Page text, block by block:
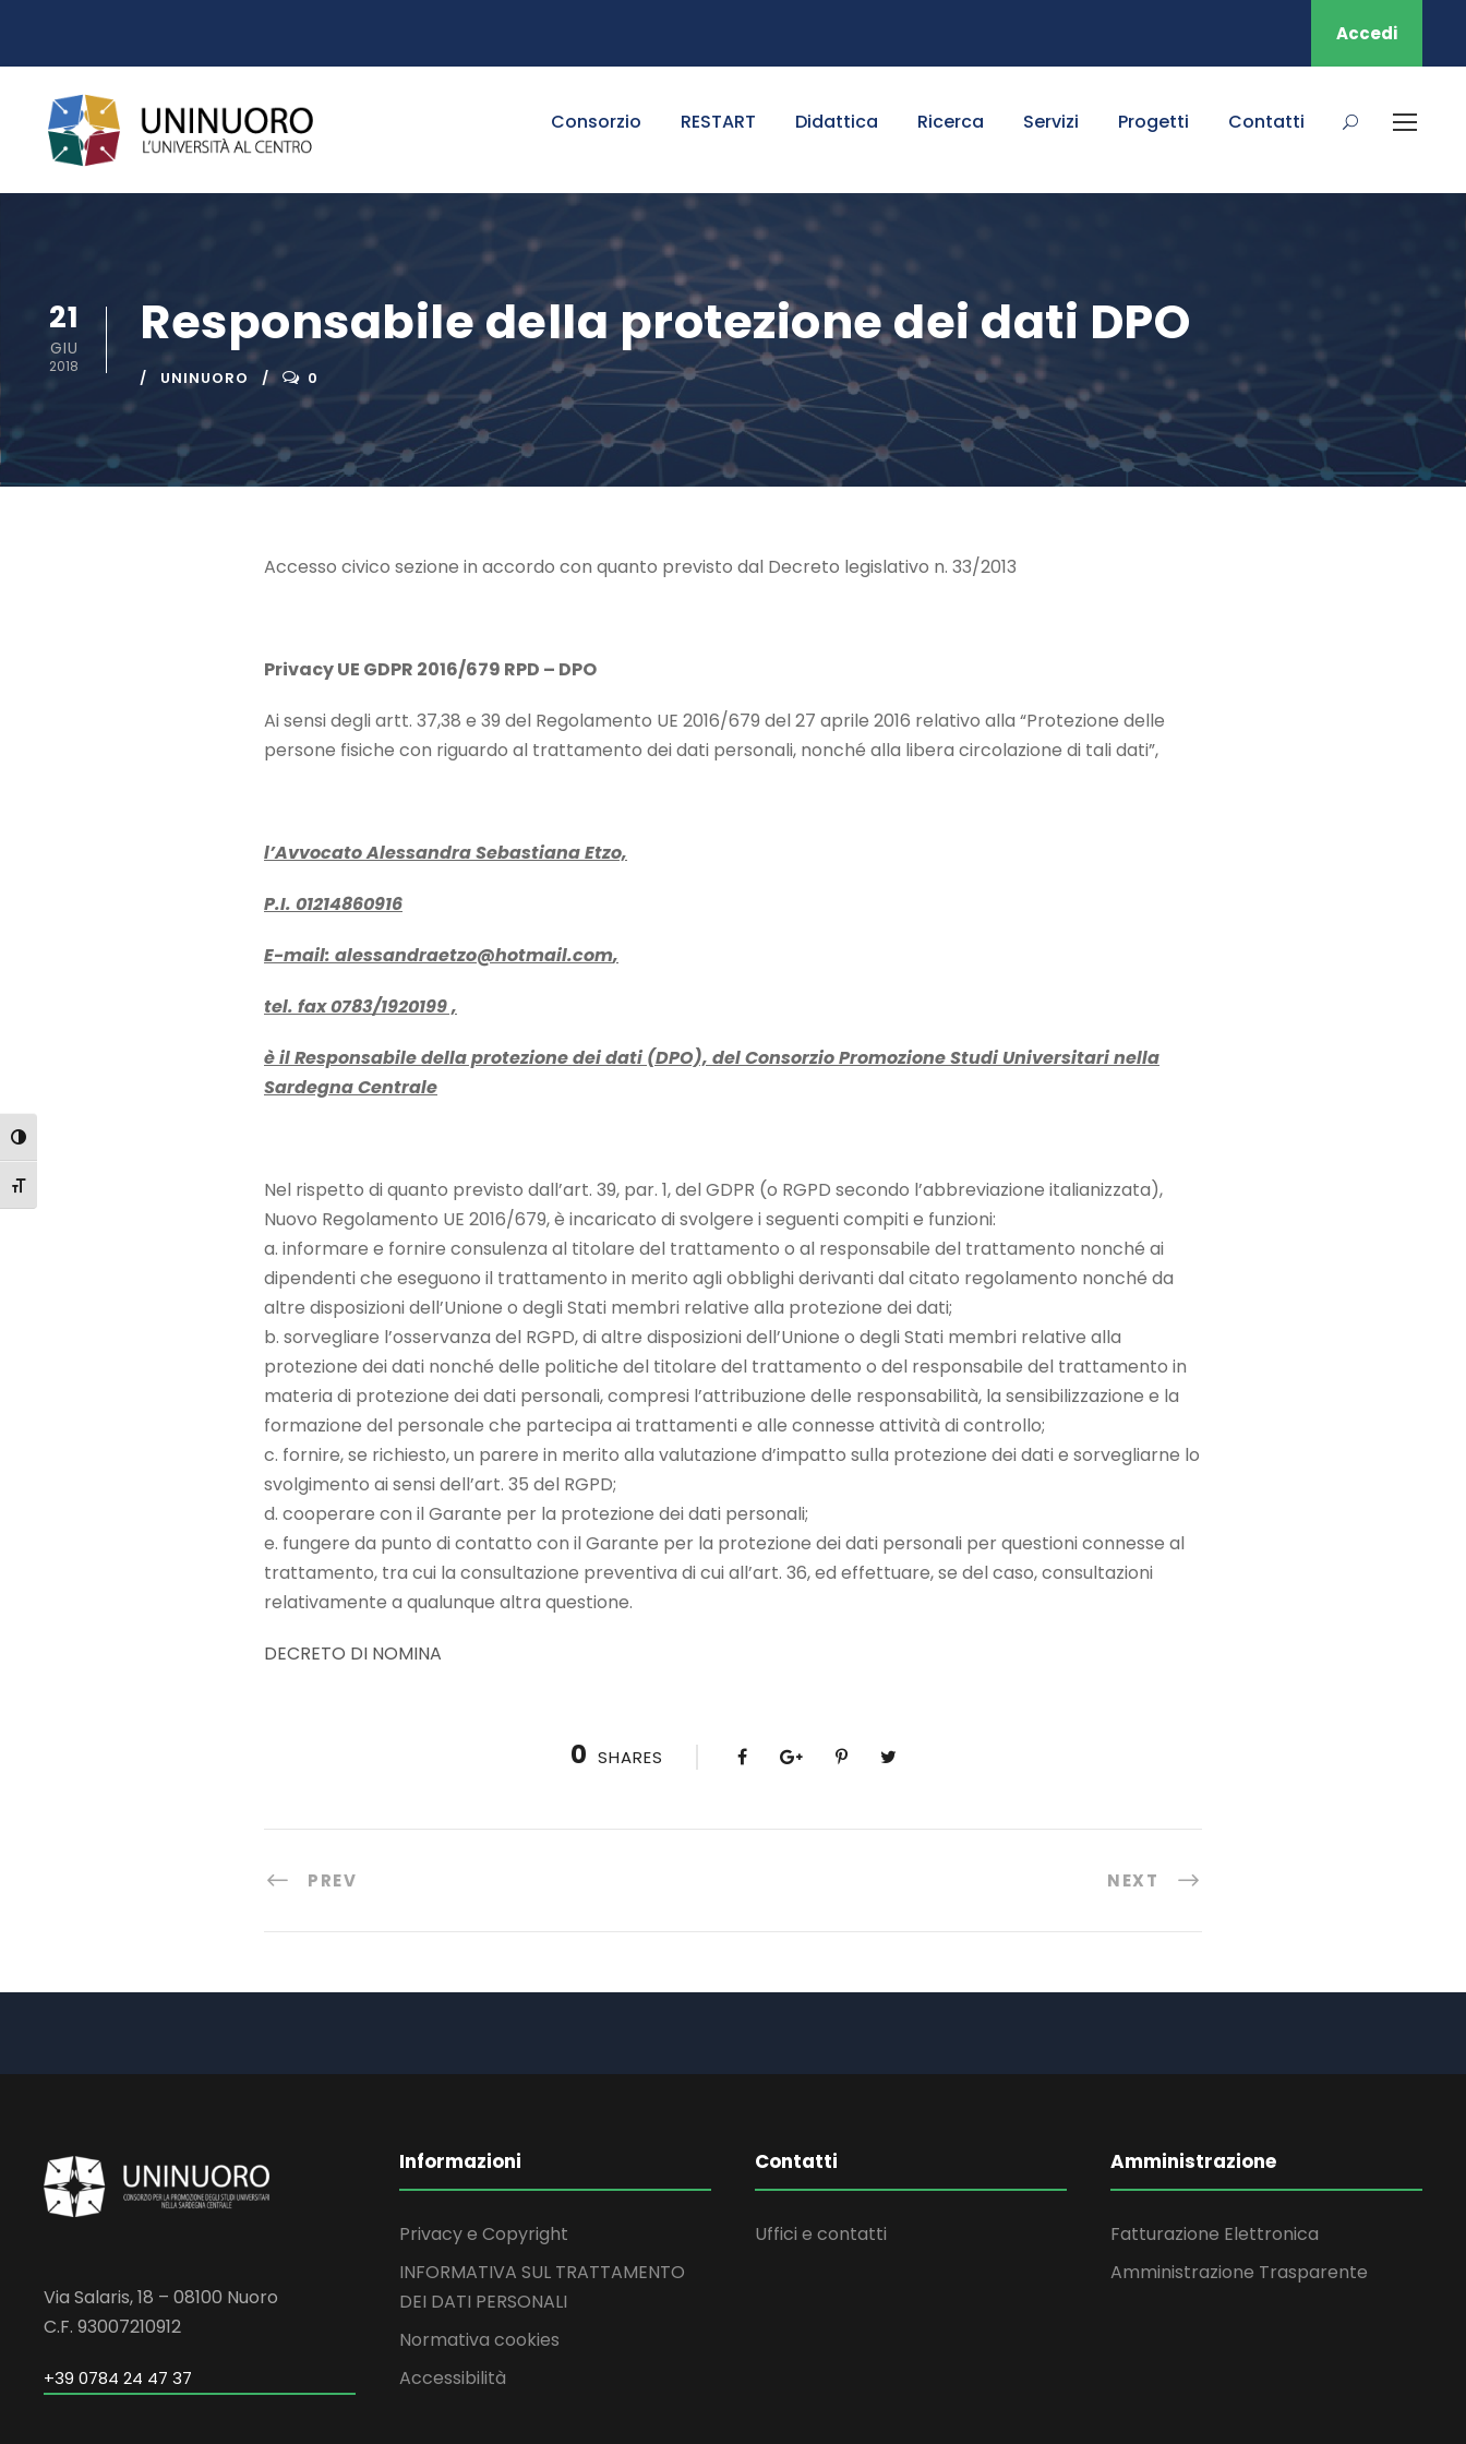
Attiva/disattiva alto contrasto
Attiva/disattiva dimensione testo
Accedi
Consorzio RESTART Didattica Ricerca Servizi Progetti Contatti
21
GIU
2018
Responsabile della protezione dei dati DPO
UNINUORO 0
Accesso civico sezione in accordo con quanto previsto dal Decreto legislativo n. 33/2013
Privacy UE GDPR 2016/679 RPD – DPO
Ai sensi degli artt. 37,38 e 39 del Regolamento UE 2016/679 del 27 aprile 2016 relativo alla “Protezione delle
persone fisiche con riguardo al trattamento dei dati personali, nonché alla libera circolazione di tali dati”,
l’Avvocato Alessandra Sebastiana Etzo,
P.I. 01214860916
E-mail: alessandraetzo@hotmail.com,
tel. fax 0783/1920199 ,
è il Responsabile della protezione dei dati (DPO), del Consorzio Promozione Studi Universitari nella
Sardegna Centrale
Nel rispetto di quanto previsto dall’art. 39, par. 1, del GDPR (o RGPD secondo l’abbreviazione italianizzata),
Nuovo Regolamento UE 2016/679, è incaricato di svolgere i seguenti compiti e funzioni:
a. informare e fornire consulenza al titolare del trattamento o al responsabile del trattamento nonché ai
dipendenti che eseguono il trattamento in merito agli obblighi derivanti dal citato regolamento nonché da
altre disposizioni dell’Unione o degli Stati membri relative alla protezione dei dati;
b. sorvegliare l’osservanza del RGPD, di altre disposizioni dell’Unione o degli Stati membri relative alla
protezione dei dati nonché delle politiche del titolare del trattamento o del responsabile del trattamento in
materia di protezione dei dati personali, compresi l’attribuzione delle responsabilità, la sensibilizzazione e la
formazione del personale che partecipa ai trattamenti e alle connesse attività di controllo;
c. fornire, se richiesto, un parere in merito alla valutazione d’impatto sulla protezione dei dati e sorvegliarne lo
svolgimento ai sensi dell’art. 35 del RGPD;
d. cooperare con il Garante per la protezione dei dati personali;
e. fungere da punto di contatto con il Garante per la protezione dei dati personali per questioni connesse al
trattamento, tra cui la consultazione preventiva di cui all’art. 36, ed effettuare, se del caso, consultazioni
relativamente a qualunque altra questione.
DECRETO DI NOMINA
0 SHARES
PREV NEXT
Via Salaris, 18 – 08100 Nuoro
C.F. 93007210912
+39 0784 24 47 37
Informazioni
Privacy e Copyright
INFORMATIVA SUL TRATTAMENTO
DEI DATI PERSONALI
Normativa cookies
Accessibilità
Contatti
Uffici e contatti
Amministrazione
Fatturazione Elettronica
Amministrazione Trasparente